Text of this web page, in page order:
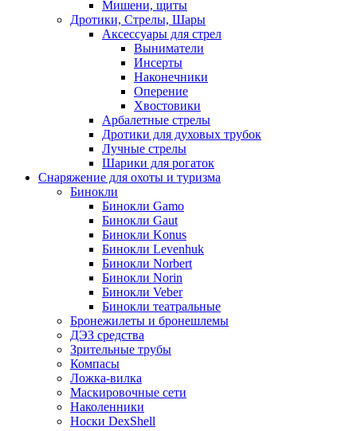
Мишени, щиты
Дротики, Стрелы, Шары
Аксессуары для стрел
Выниматели
Инсерты
Наконечники
Оперение
Хвостовики
Арбалетные стрелы
Дротики для духовых трубок
Лучные стрелы
Шарики для рогаток
Снаряжение для охоты и туризма
Бинокли
Бинокли Gamo
Бинокли Gaut
Бинокли Konus
Бинокли Levenhuk
Бинокли Norbert
Бинокли Norin
Бинокли Veber
Бинокли театральные
Бронежилеты и бронешлемы
ДЭЗ средства
Зрительные трубы
Компасы
Ложка-вилка
Маскировочные сети
Наколенники
Носки DexShell